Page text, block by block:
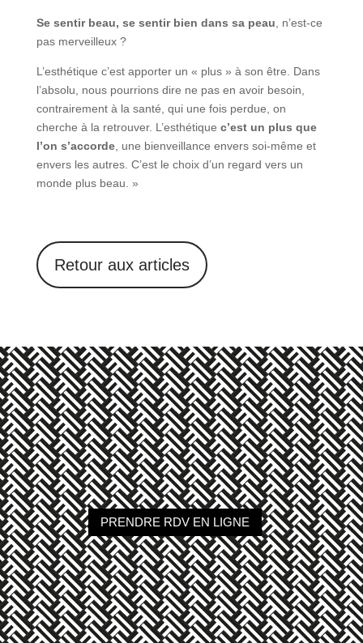
Se sentir beau, se sentir bien dans sa peau , n’est-ce
pas merveilleux ?
L’esthétique c’est apporter un « plus » à son être. Dans
l’absolu, nous pourrions dire ne pas en avoir besoin,
contrairement à la santé, qui une fois perdue, on
cherche à la retrouver. L’esthétique c’est un plus que
l’on s’accorde, une bienveillance envers soi-même et
envers les autres. C’est le choix d’un regard vers un
monde plus beau. »
Retour aux articles
PRENDRE RDV EN LIGNE